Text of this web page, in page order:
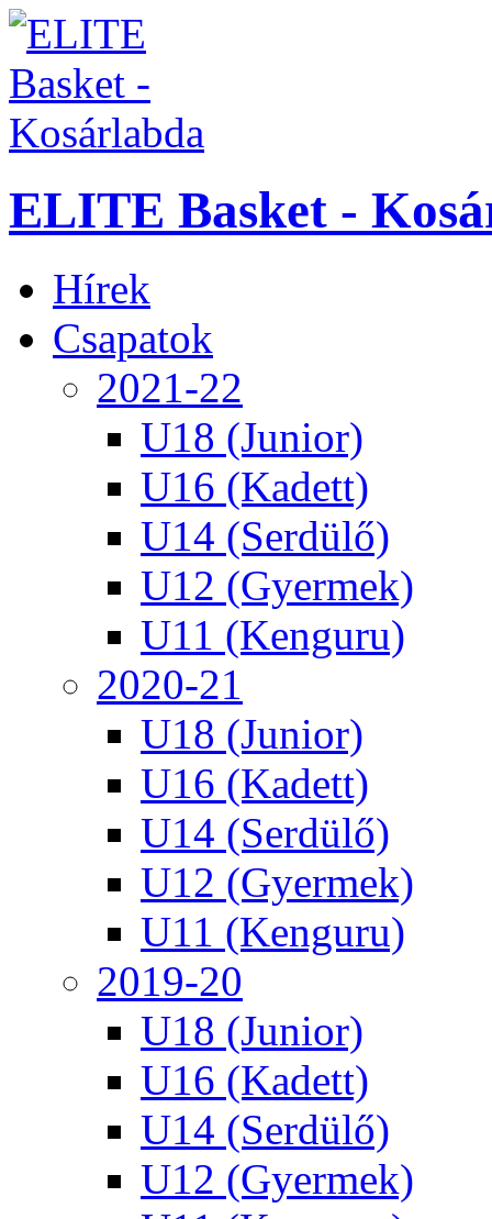
ELITE Basket -
Hírek
Csapatok
2021-22
U18 (Junior)
U16 (Kadett)
U14 (Serdülő)
U12 (Gyermek)
U11 (Kenguru)
2020-21
U18 (Junior)
U16 (Kadett)
U14 (Serdülő)
U12 (Gyermek)
U11 (Kenguru)
2019-20
U18 (Junior)
U16 (Kadett)
U14 (Serdülő)
U12 (Gyermek)